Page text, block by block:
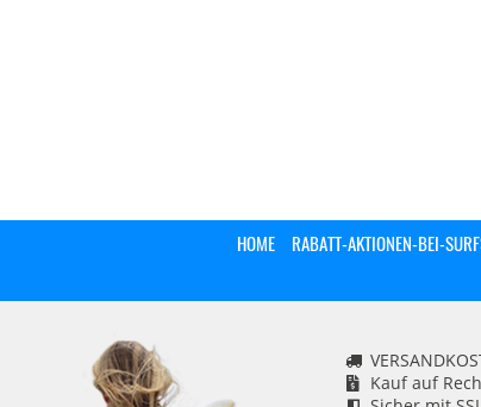
HOME RABATT-AKTIONEN-BEI-
Kauf auf